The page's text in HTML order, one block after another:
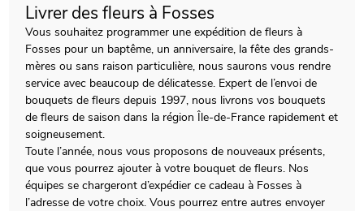
Livrer des fleurs à Fosses
Vous souhaitez programmer une expédition de fleurs à
Fosses pour un baptême, un anniversaire, la fête des grands-
mères ou sans raison particulière, nous saurons vous rendre
service avec beaucoup de délicatesse. Expert de l’envoi de
bouquets de fleurs depuis 1997, nous livrons vos bouquets
de fleurs de saison dans la région Île-de-France rapidement et
soigneusement.
Toute l’année, nous vous proposons de nouveaux présents,
que vous pourrez ajouter à votre bouquet de fleurs. Nos
équipes se chargeront d’expédier ce cadeau à Fosses à
l’adresse de votre choix. Vous pourrez entre autres envoyer